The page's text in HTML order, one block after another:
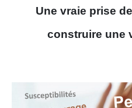
Une vraie prise
construire une